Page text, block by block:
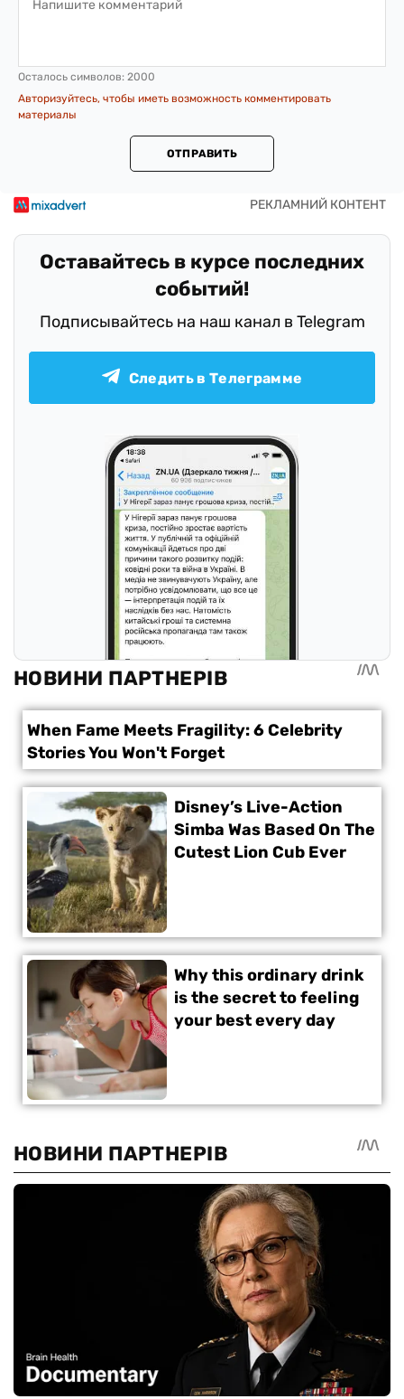
Осталось символов: 2000
Авторизуйтесь, чтобы иметь возможность комментировать
материалы
ОТПРАВИТЬ
Оставайтесь в курсе последних
событий!
Подписывайтесь на наш канал в Telegram
Следить в Телеграмме